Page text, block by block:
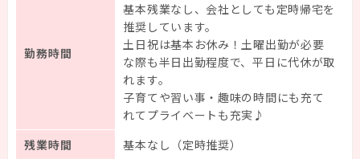
勤務時間
基本残業なし、会社としても定時帰宅を
推奨しています。
土日祝は基本お休み！土曜出勤が必要
な際も半日出勤程度で、平日に代休が取
れます。
子育てや習い事・趣味の時間にも充て
れてプライベートも充実♪
残業時間
基本なし（定時推奨）